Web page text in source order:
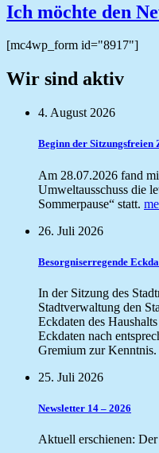
Ich möchte den
[mc4wp_form id="8917"]
Wir sind aktiv
4. August 2026
Beginn der Sitzungsfreien
Am 28.07.2026 fand
Umweltausschuss die
Sommerpause“ statt.
26. Juli 2026
Besorgniserregende
In der Sitzung des
Stadtverwaltung den
Eckdaten des
Eckdaten nach
Gremium zur Kenntnis.
25. Juli 2026
Newsletter 14 – 2026
Aktuell erschienen: